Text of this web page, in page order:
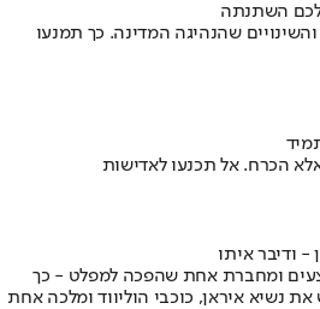
השתנתה
שהנהיגה המדינה. כך תמנעו
הכרח. אל תכנעו לאדישות
ודיבר איתו
ומחברת אחת שהפכה למפלט - כך
את נשיא איראן, כוכבי הוליווד ומלכה אחת